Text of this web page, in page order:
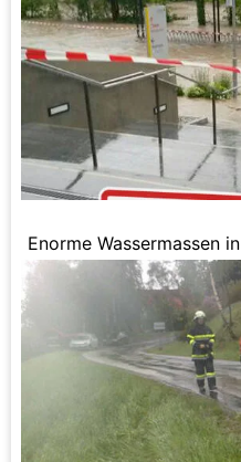
Enorme Wassermassen